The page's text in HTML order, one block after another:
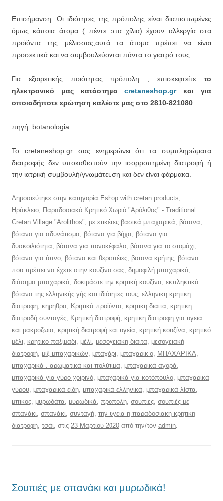
Επισήμανση: Οι ιδιότητες της πρόπολης είναι διαπιστωμένες
όμως κάποια άτομα ( πέντε στα χίλια) έχουν αλλεργία στα
προϊόντα της μέλισσας,αυτά τα άτομα πρέπει να είναι
προσεκτικά και να συμβουλεύονται πάντα το γιατρό τους.
Για εξαιρετικής ποιότητας πρόπολη , επισκεφτείτε το
ηλεκτρονικό μας κατάστημαcretaneshop.grκαι για
οποιαδήποτε ερώτηση καλέστε μας στο 2810-821080
πηγή :botanologia
Το cretaneshop.gr σας ενημερώνει ότι τα συμπληρώματα
διατροφής δεν υποκαθιστούν την ισορροπημένη διατροφή ή
την ιατρική συμβουλή/γνωμάτευση και δεν είναι φάρμακα.
Δημοσιεύτηκε στην κατηγορία Eshop with cretan products,
Ηράκλειο, Παραδοσιακό Κρητικό Χωριό "Αρόλιθος" - Traditional
Cretan Village "Arolithos", με ετικέτες βασικά μπαχαρικά, βότανα,
βότανα για αδυνάτισμα, βότανα για βήχα, βότανα για
δυσκοιλιότητα, βότανα για πονοκέφαλο, βότανα για το στομάχι,
βότανα για ύπνο, βότανα και θεραπέιες, βοτανα κρήτης, βότανα
που πρέπει να έχετε στην κουζίνα σας, δημοφιλή μπαχαρικά,
διάσημα μπαχαρικά, δοκιμάστε την κρητική κουζίνα, εκπληκτικά
βότανα της ελληνικής γής και ιδιότητες τους, ελληνικη κρητικη
διατροφη, κηρηθρα, Κρητικά προϊόντα, κρητικη διαιτα, κρητικη
διατροδή συνταγές, Κρητική διατροφή, κρητικη διατροφη για υγεια
και μακροζωια, κρητική διατροφή και υγεία, κρητική κουζίνα, κρητικό
μέλι, κρητικο παξιμαδι, μέλι, μεσογειακη διαιτα, μεσογειακή
διατροφή, μιξ μπαχαρικών, μπαχάρι, μπαχαρικ’ο, ΜΠΑΧΑΡΙΚΑ,
μπαχαρικά . αρωματικά και πολύτιμα, μπαχαρικά αγορά,
μπαχαρικά για γύρο χοιρινό, μπαχαρικά για κοτόπουλο, μπαχαρικά
γύρου, μπαχαρικά είδη, μπαχαρικά ελληνικά, μπαχαρικά λίστα,
μπικος, μυρωδάτα, μυρωδικά, προπολη, σουπιες, σουπιές με
σπανάκι, σπανάκι, συνταγή, την υγεια η παραδοσιακη κρητικη
διατροφη, τσάι, στις 23 Μαρτίου 2020 από την/τον admin.
Σουπιές με σπανάκι και μυρωδικά!